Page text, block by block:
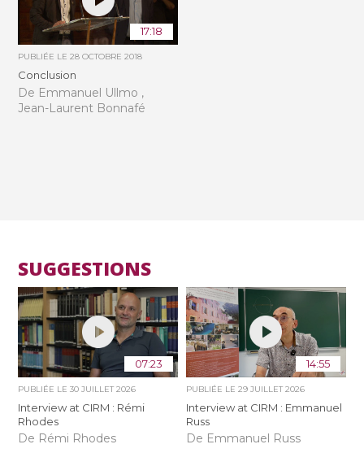
17:18
PUBLIÉE LE28 OCTOBRE 2018
Conclusion
De Emmanuel Ullmo ,
Jean-Laurent Bonnafé
SUGGESTIONS
07:23
PUBLIÉE LE30 JUILLET 2026
Interview at CIRM : Rémi
Rhodes
De Rémi Rhodes
14:55
PUBLIÉE LE 29 JUILLET 2026
Interview at CIRM : Emmanuel
Russ
De Emmanuel Russ